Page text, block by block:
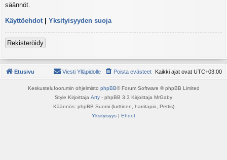
säännöt.
Käyttöehdot | Yksityisyyden suoja
Rekisteröidy
Etusivu Kaikki ajat ovat UTC+03:00
Poista evästeet
Viesti Ylläpidolle
Keskustelufoorumin ohjelmisto phpBB® Forum Software © phpBB Limited
Style Kirjoittaja Arty - phpBB 3.3 Kirjoittaja MrGaby
Käännös: phpBB Suomi (lurttinen, harritapio, Pettis)
Yksityisyys | Ehdot